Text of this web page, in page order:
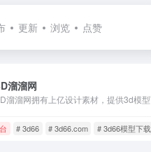
更新 浏览 点赞
溜溜网
# 3d66 # 3d66.com # 3d66模型下载